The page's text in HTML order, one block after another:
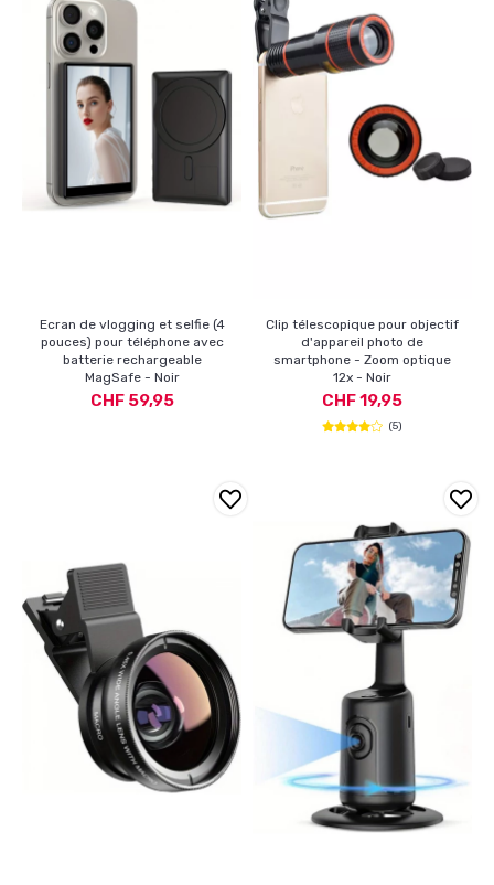
Ecran de vlogging et selfie (4
pouces) pour téléphone avec
batterie rechargeable
MagSafe - Noir
CHF 59,95
Clip télescopique pour objectif
d'appareil photo de
smartphone - Zoom optique
12x - Noir
CHF 19,95
(5)